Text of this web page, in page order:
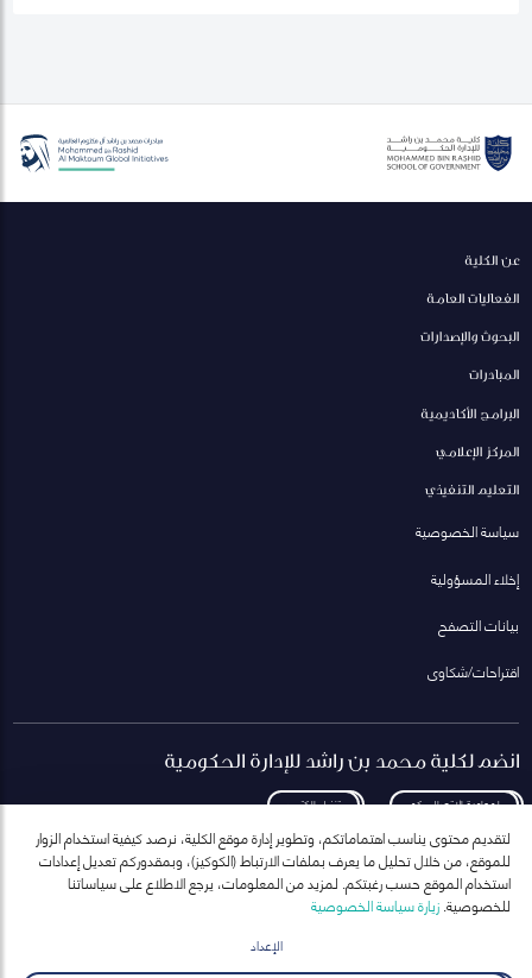
عن الكلية
الفعاليات العامة
البحوث والإصدارات
المبادرات
البرامج الأكاديمية
المركز الإعلامي
التعليم التنفيذي
سياسة الخصوصية
إخلاء المسؤولية
بيانات التصفح
اقتراحات/شكاوى
انضم لكلية محمد بن راشد للإدارة الحكومية
لمعاودة الاتصال بكم تنزيل الكتيب
انضم إلى قائمة مراسلاتنا
ارسال
لتقديم محتوى يناسب اهتماماتكم، وتطوير إدارة موقع الكلية، نرصد كيفية استخدام الزوار
للموقع، من خلال تحليل ما يعرف بملفات الارتباط (الكوكيز)، وبمقدوركم تعديل إعدادات
استخدام الموقع حسب رغبتكم. لمزيد من المعلومات، يرجع الاطلاع على سياساتنا
للخصوصية.زيارة سياسة الخصوصية
الإعداد